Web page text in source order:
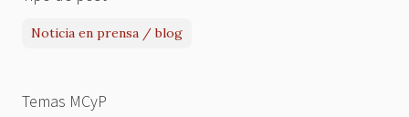
Noticia en prensa / blog
Temas MCyP